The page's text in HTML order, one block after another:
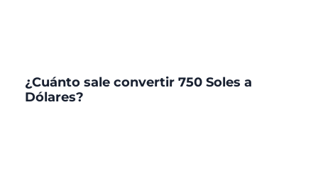
¿Cuánto sale convertir 750 Soles a
Dólares?